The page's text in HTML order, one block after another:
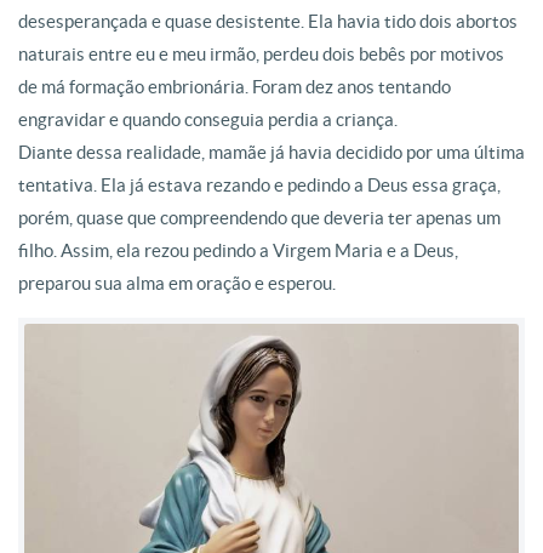
desesperançada e quase desistente. Ela havia tido dois abortos
naturais entre eu e meu irmão, perdeu dois bebês por motivos
de má formação embrionária. Foram dez anos tentando
engravidar e quando conseguia perdia a criança.
Diante dessa realidade, mamãe já havia decidido por uma última
tentativa. Ela já estava rezando e pedindo a Deus essa graça,
porém, quase que compreendendo que deveria ter apenas um
filho. Assim, ela rezou pedindo a Virgem Maria e a Deus,
preparou sua alma em oração e esperou.